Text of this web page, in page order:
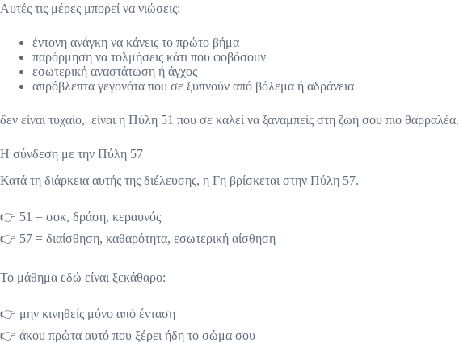
Αυτές τις μέρες μπορεί να νιώσεις:
έντονη ανάγκη να κάνεις το πρώτο βήμα
παρόρμηση να τολμήσεις κάτι που φοβόσουν
εσωτερική αναστάτωση ή άγχος
απρόβλεπτα γεγονότα που σε ξυπνούν από βόλεμα ή αδράνεια
δεν είναι τυχαίο, είναι η Πύλη 51 που σε καλεί να ξαναμπείς στη ζωή σου πιο θαρραλέα.
Η σύνδεση με την Πύλη 57
Κατά τη διάρκεια αυτής της διέλευσης, η Γη βρίσκεται στην Πύλη 57.
👉 51 = σοκ, δράση, κεραυνός
👉 57 = διαίσθηση, καθαρότητα, εσωτερική αίσθηση
Το μάθημα εδώ είναι ξεκάθαρο:
👉 μην κινηθείς μόνο από ένταση
👉 άκου πρώτα αυτό που ξέρει ήδη το σώμα σου